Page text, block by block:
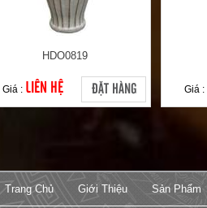
HDO0819
Giá : LIÊN HỆ ĐẶT HÀNG Giá :
Trang Chủ Giới Thiệu Sản Phẩm